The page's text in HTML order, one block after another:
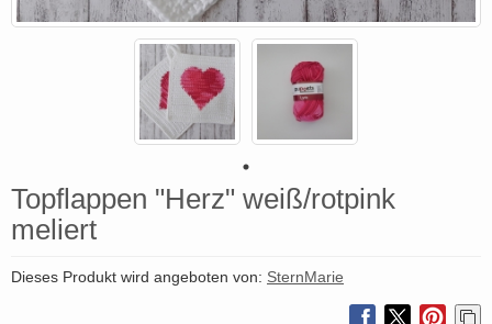
Topflappen "Herz" weiß/rotpink
meliert
Dieses Produkt wird angeboten von: SternMarie